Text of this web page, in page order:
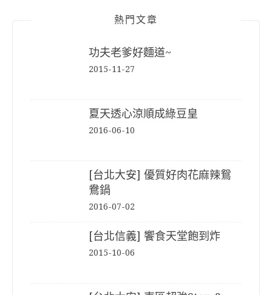
熱門文章
功夫老爹好麵道~
2015-11-27
夏天透心涼順成綠豆皇
2016-06-10
[台北大安] 優質好肉花麻辣鴛
鴦鍋
2016-07-02
[台北信義] 饗食天堂飽到炸
2015-10-06